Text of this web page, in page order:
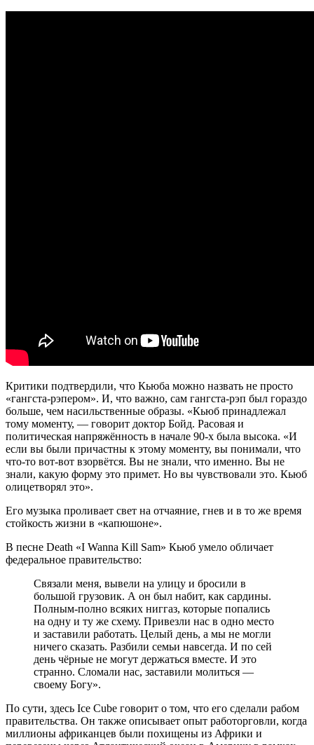
Критики подтвердили, что Кьюба можно назвать не просто
«гангста-рэпером». И, что важно, сам гангста-рэп был гораздо
больше, чем насильственные образы. «Кьюб принадлежал
тому моменту, — говорит доктор Бойд. Расовая и
политическая напряжённость в начале 90-х была высока. «И
если вы были причастны к этому моменту, вы понимали, что
что-то вот-вот взорвётся. Вы не знали, что именно. Вы не
знали, какую форму это примет. Но вы чувствовали это. Кьюб
олицетворял это».
Его музыка проливает свет на отчаяние, гнев и в то же время
стойкость жизни в «капюшоне».
В песне Death «I Wanna Kill Sam» Кьюб умело обличает
федеральное правительство:
Связали меня, вывели на улицу и бросили в
большой грузовик. А он был набит, как сардины.
Полным-полно всяких ниггаз, которые попались
на одну и ту же схему. Привезли нас в одно место
и заставили работать. Целый день, а мы не могли
ничего сказать. Разбили семьи навсегда. И по сей
день чёрные не могут держаться вместе. И это
странно. Сломали нас, заставили молиться —
своему Богу».
По сути, здесь Ice Cube говорит о том, что его сделали рабом
правительства. Он также описывает опыт работорговли, когда
миллионы африканцев были похищены из Африки и